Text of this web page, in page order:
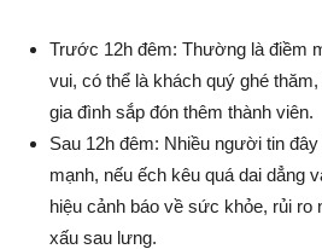
Trước 12h đêm: Thường là điềm
vui, có thể là khách quý ghé
gia đình sắp đón thêm thành viên.
Sau 12h đêm: Nhiều người tin
mạnh, nếu ếch kêu quá dai dẳng
hiệu cảnh báo về sức khỏe, rủi ro
xấu sau lưng.